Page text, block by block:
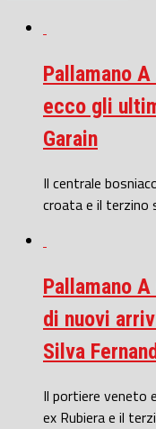
Pallamano
ecco gli
Garain
Il centrale
croata e il terzino
Pallamano
di nuovi
Silva
Il portiere veneto
ex Rubiera e il